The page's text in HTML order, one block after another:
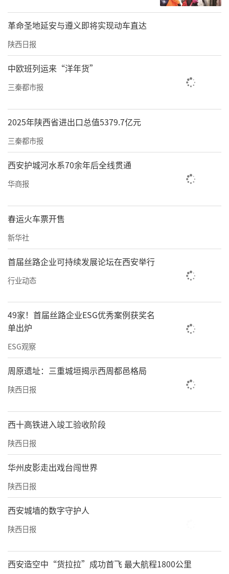
革命圣地延安与遵义即将实现动车直达
陕西日报
中欧班列运来“洋年货”
三秦都市报
2025年陕西省进出口总值5379.7亿元
三秦都市报
西安护城河水系70余年后全线贯通
华商报
春运火车票开售
新华社
首届丝路企业可持续发展论坛在西安举行
行业动态
49家！首届丝路企业ESG优秀案例获奖名
单出炉
ESG观察
周原遗址：三重城垣揭示西周都邑格局
陕西日报
西十高铁进入竣工验收阶段
陕西日报
华州皮影走出戏台闯世界
陕西日报
西安城墙的数字守护人
陕西日报
西安造空中“货拉拉”成功首飞 最大航程1800公里